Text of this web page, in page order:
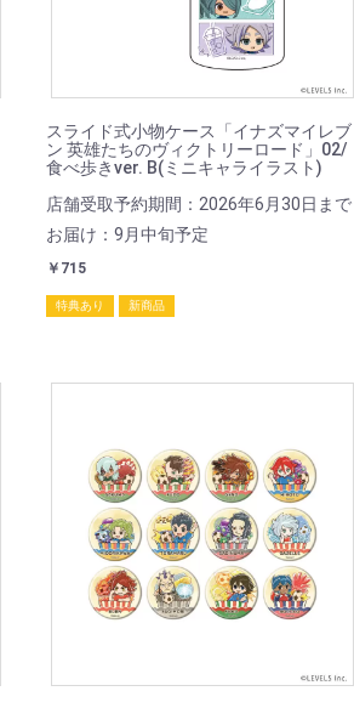
スライド式小物ケース「イナズマイレブ
ン 英雄たちのヴィクトリーロード」02/
食べ歩きver. B(ミニキャライラスト)
店舗受取予約期間：2026年6月30日まで
お届け：9月中旬予定
￥715
特典あり 新商品